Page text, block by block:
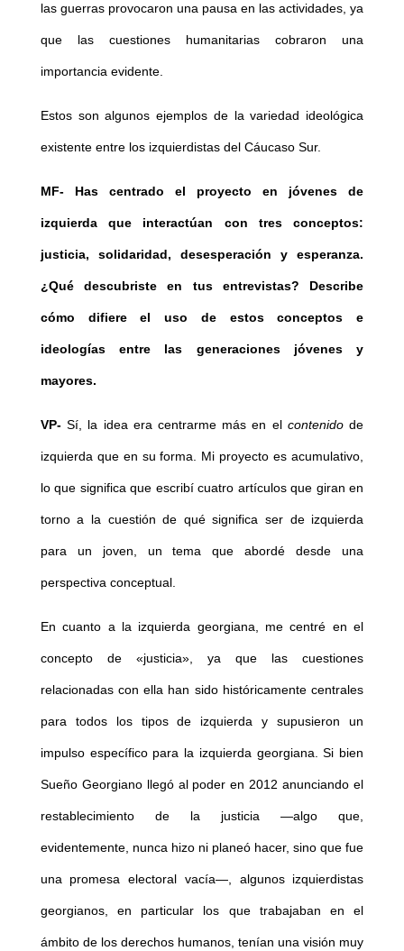
las guerras provocaron una pausa en las actividades, ya
que las cuestiones humanitarias cobraron una
importancia evidente.
Estos son algunos ejemplos de la variedad ideológica
existente entre los izquierdistas del Cáucaso Sur.
MF- Has centrado el proyecto en jóvenes de
izquierda que interactúan con tres conceptos:
justicia, solidaridad, desesperación y esperanza.
¿Qué descubriste en tus entrevistas? Describe
cómo difiere el uso de estos conceptos e
ideologías entre las generaciones jóvenes y
mayores.
VP-Sí, la idea era centrarme más en el contenidode
izquierda que en su forma. Mi proyecto es acumulativo,
lo que significa que escribí cuatro artículos que giran en
torno a la cuestión de qué significa ser de izquierda
para un joven, un tema que abordé desde una
perspectiva conceptual.
En cuanto a la izquierda georgiana, me centré en el
concepto de «justicia», ya que las cuestiones
relacionadas con ella han sido históricamente centrales
para todos los tipos de izquierda y supusieron un
impulso específico para la izquierda georgiana. Si bien
Sueño Georgiano llegó al poder en 2012 anunciando el
restablecimiento de la justicia —algo que,
evidentemente, nunca hizo ni planeó hacer, sino que fue
una promesa electoral vacía—, algunos izquierdistas
georgianos, en particular los que trabajaban en el
ámbito de los derechos humanos, tenían una visión muy